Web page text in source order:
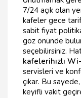
7/24 açık olan
kafeler gece
sabit fiyat
göz önünde
seçebilirsiniz.
kafelerihızlı
servisleri ve
çıkar. Bu
keyifli vakit